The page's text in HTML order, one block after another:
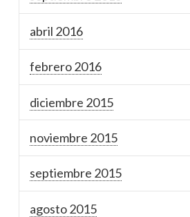
abril 2016
febrero 2016
diciembre 2015
noviembre 2015
septiembre 2015
agosto 2015